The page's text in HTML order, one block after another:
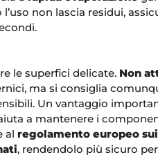
non lascia residui,
le superfici delicate. Non
ma si consiglia
Un vantaggio
a mantenere i
al regolamento europeo
, rendendolo più sicuro